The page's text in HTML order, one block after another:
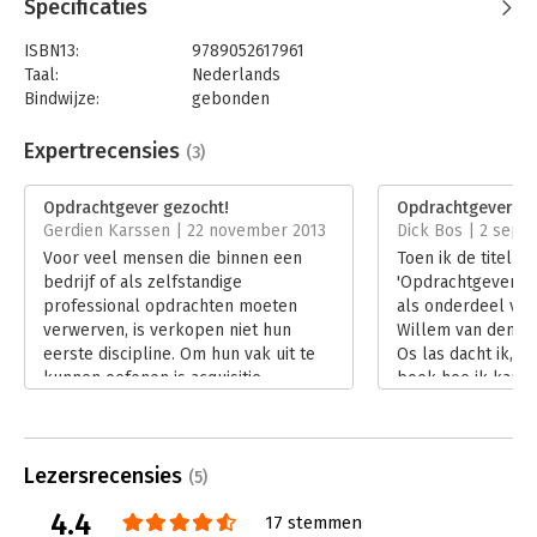
Specificaties
ISBN13:
9789052617961
Taal:
Nederlands
Bindwijze:
gebonden
Uitgever:
Boom
Verschijningsdatum:
Hoofdrubriek: Reclame en verkoop
Expertrecensies (3)
Opdrachtgever gezocht!
Gerdien Karssen | 22 november 2013
Voor veel mensen die binnen een
bedrijf of als zelfstandige
professional opdrachten moeten
verwerven, is verkopen niet hun
eerste discipline. Om hun vak uit te
kunnen oefenen is acquisitie
gezocht' geven Jan Willem van den
praktische tips om bij nieuwe
Opdrachtgever
Dick Bos | 2
Toen ik de titel
'Opdrachtgever
als onderdeel
Willem van den
Os las dacht ik,
boek hoe ik kan
Lezersrecensies (5)
4.4 17 stemmen